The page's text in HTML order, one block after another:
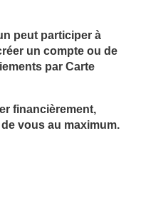
peut participer à
un compte ou de
par Carte
financièrement,
vous au maximum.